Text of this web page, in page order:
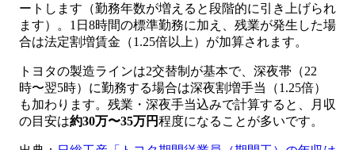
ートします（勤務年数が増えると段階的に引き上げられ
ます）。1日8時間の標準勤務に加え、残業が発生した場
合は法定割増賃金（1.25倍以上）が加算されます。
トヨタの製造ラインは2交替制が基本で、深夜帯（22
時〜翌5時）に勤務する場合は深夜割増手当（1.25倍）
も加わります。残業・深夜手当込みで計算すると、月収
の目安は約30万〜35万円程度になることが多いです。